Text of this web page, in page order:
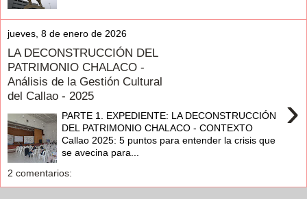
jueves, 8 de enero de 2026
LA DECONSTRUCCIÓN DEL
PATRIMONIO CHALACO -
Análisis de la Gestión Cultural
del Callao - 2025
›
PARTE 1. EXPEDIENTE: LA DECONSTRUCCIÓN
DEL PATRIMONIO CHALACO - CONTEXTO
Callao 2025: 5 puntos para entender la crisis que
se avecina para...
2 comentarios: